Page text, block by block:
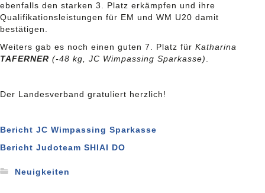
ebenfalls den starken 3. Platz erkämpfen und ihre
Qualifikationsleistungen für EM und WM U20 damit
bestätigen.
Weiters gab es noch einen guten 7. Platz für Katharina
TAFERNER (-48 kg, JC Wimpassing Sparkasse)
Der Landesverband gratuliert herzlich!
Bericht JC Wimpassing Sparkasse
Bericht Judoteam SHIAI DO
Neuigkeiten